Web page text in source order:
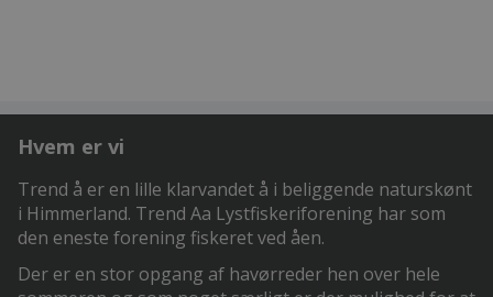
Hvem er vi
Trend å er en lille klarvandet å i beliggende naturskønt
i Himmerland. Trend Aa Lystfiskeriforening har som
den eneste forening fiskeret ved åen.
Der er en stor opgang af havørreder hen over hele